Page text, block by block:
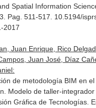
Spatial Information
Pag. 511-517. 10.5194/
2017
Juan Enrique, Rico
Juan José, Díaz
de metodología BIM en
Modelo de taller-
Gráfica de Tecnologías.